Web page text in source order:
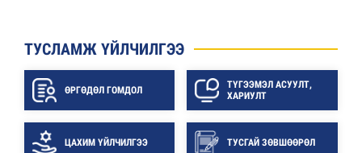
ТУСЛАМЖ ҮЙЛЧИЛГЭЭ
ӨРГӨДӨЛ ГОМДОЛ
ТҮГЭЭМЭЛ АСУУЛТ,
ХАРИУЛТ
ЦАХИМ ҮЙЛЧИЛГЭЭ ТУСГАЙ ЗӨВШӨӨРӨЛ